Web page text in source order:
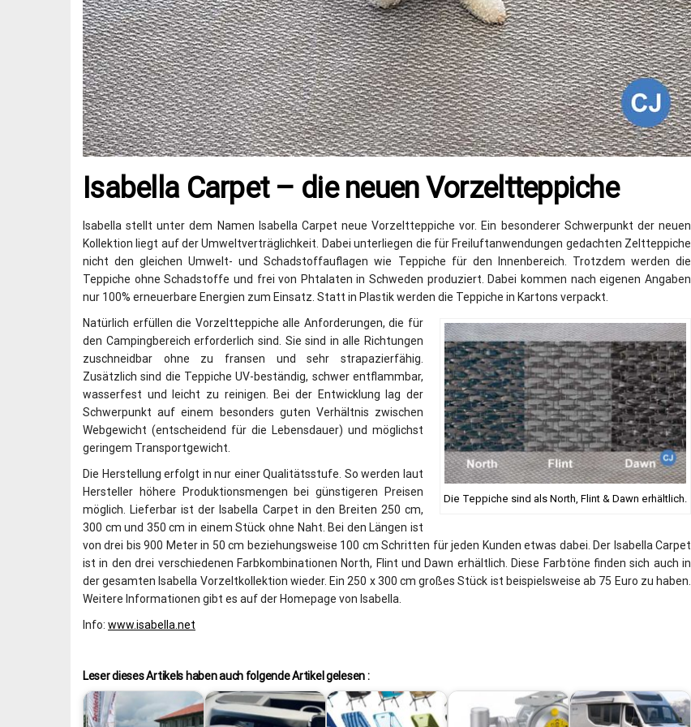
Isabella Carpet – die neuen Vorzeltteppiche
Isabella stellt unter dem Namen Isabella Carpet neue Vorzeltteppiche vor. Ein besonderer Schwerpunkt der neuen
Kollektion liegt auf der Umweltverträglichkeit. Dabei unterliegen die für Freiluftanwendungen gedachten Zeltteppiche
nicht den gleichen Umwelt- und Schadstoffauflagen wie Teppiche für den Innenbereich. Trotzdem werden die
Teppiche ohne Schadstoffe und frei von Phtalaten in Schweden produziert. Dabei kommen nach eigenen Angaben
nur 100% erneuerbare Energien zum Einsatz. Statt in Plastik werden die Teppiche in Kartons verpackt.
Die Teppiche sind als North, Flint & Dawn erhältlich.
Natürlich erfüllen die Vorzeltteppiche alle Anforderungen, die für
den Campingbereich erforderlich sind. Sie sind in alle Richtungen
zuschneidbar ohne zu fransen und sehr strapazierfähig.
Zusätzlich sind die Teppiche UV-beständig, schwer entflammbar,
wasserfest und leicht zu reinigen. Bei der Entwicklung lag der
Schwerpunkt auf einem besonders guten Verhältnis zwischen
Webgewicht (entscheidend für die Lebensdauer) und möglichst
geringem Transportgewicht.
Die Herstellung erfolgt in nur einer Qualitätsstufe. So werden laut
Hersteller höhere Produktionsmengen bei günstigeren Preisen
möglich. Lieferbar ist der Isabella Carpet in den Breiten 250 cm,
300 cm und 350 cm in einem Stück ohne Naht. Bei den Längen ist
von drei bis 900 Meter in 50 cm beziehungsweise 100 cm Schritten für jeden Kunden etwas dabei. Der Isabella Carpet
ist in den drei verschiedenen Farbkombinationen North, Flint und Dawn erhältlich. Diese Farbtöne finden sich auch in
der gesamten Isabella Vorzeltkollektion wieder. Ein 250 x 300 cm großes Stück ist beispielsweise ab 75 Euro zu haben.
Weitere Informationen gibt es auf der Homepage von Isabella.
Info: www.isabella.net
Leser dieses Artikels haben auch folgende Artikel gelesen :